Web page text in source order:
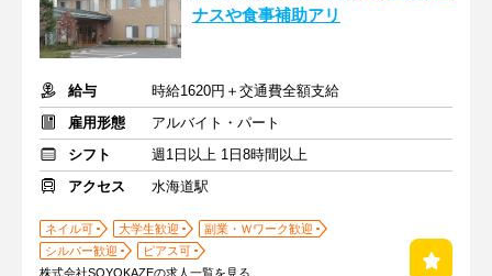
ナスや食事補助アリ
給与
時給1620円＋交通費全額支給
雇用形態
アルバイト・パート
シフト
週1日以上 1日8時間以上
アクセス
水海道駅
ネイル可 大学生歓迎
副業・Ｗワーク歓迎
シルバー歓迎
ピアス可
株式会社SOYOKAZEの求人一覧を見る